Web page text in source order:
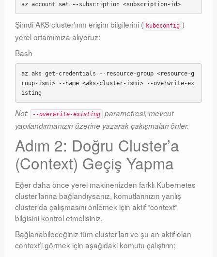
az account set --subscription <subscription-id>
Şimdi AKS cluster’ının erişim bilgilerini ( kubeconfig )
yerel ortamımıza alıyoruz:
Bash
az aks get-credentials --resource-group <resource-g
roup-ismi> --name <aks-cluster-ismi> --overwrite-ex
Not: --overwrite-existing
parametresi, mevcut
yapılandırmanızın üzerine yazarak çakışmaları önler.
Adım 2: Doğru Cluster’a
(Context) Geçiş Yapma
Eğer daha önce yerel makinenizden farklı Kubernetes
cluster’larına bağlandıysanız, komutlarınızın yanlış
cluster’da çalışmasını önlemek için aktif “context”
bilgisini kontrol etmelisiniz.
Bağlanabileceğiniz tüm cluster’ları ve şu an aktif olan
context’i görmek için aşağıdaki komutu çalıştırın: